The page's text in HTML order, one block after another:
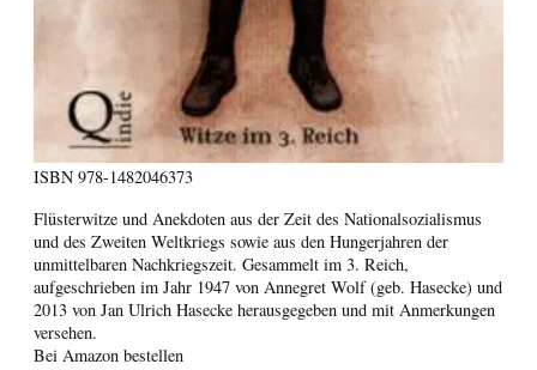
ISBN 978-1482046373
Flüsterwitze und Anekdoten aus der Zeit des Nationalsozialismus
und des Zweiten Weltkriegs sowie aus den Hungerjahren der
unmittelbaren Nachkriegszeit. Gesammelt im 3. Reich,
aufgeschrieben im Jahr 1947 von Annegret Wolf (geb. Hasecke) und
2013 von Jan Ulrich Hasecke herausgegeben und mit Anmerkungen
versehen.
Bei Amazon bestellen